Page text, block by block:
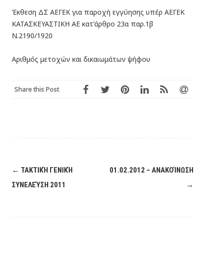
Έκθεση ΔΣ ΑΕΓΕΚ για παροχή εγγύησης υπέρ ΑΕΓΕΚ
ΚΑΤΑΣΚΕΥΑΣΤΙΚΗ ΑΕ κατ’άρθρο 23α παρ.1β
Ν.2190/1920
Αριθμός μετοχών και δικαιωμάτων ψήφου
Share this Post
Post
navigation
← ΤΑΚΤΙΚΉ ΓΕΝΙΚΉ
ΣΥΝΕΛΕΎΣΗ 2011
01.02.2012 – ΑΝΑΚΟΊΝΩΣΗ
→